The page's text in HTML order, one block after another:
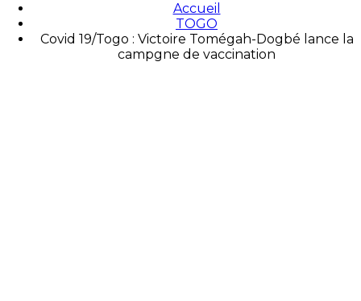
Accueil
TOGO
Covid 19/Togo : Victoire Tomégah-Dogbé lance la
campgne de vaccination